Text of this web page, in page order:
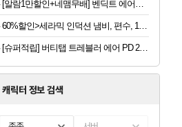
[슈퍼적립] 버티탭 트레블러 에어 PD 25W 멀티어댑터 해외 전세계 여행용 어댑터 멀티탭 usb 콘센트 플러그 돼지코
캐릭터 정보 검색